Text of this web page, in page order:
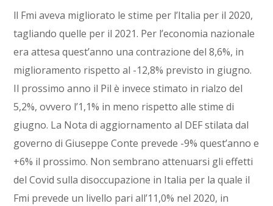
ll Fmi aveva migliorato le stime per l’Italia per il 2020,
tagliando quelle per il 2021. Per l’economia nazionale
era attesa quest’anno una contrazione del 8,6%, in
miglioramento rispetto al -12,8% previsto in giugno.
Il prossimo anno il Pil è invece stimato in rialzo del
5,2%, ovvero l’1,1% in meno rispetto alle stime di
giugno. La Nota di aggiornamento al DEF stilata dal
governo di Giuseppe Conte prevede -9% quest’anno e
+6% il prossimo. Non sembrano attenuarsi gli effetti
del Covid sulla disoccupazione in Italia per la quale il
Fmi prevede un livello pari all’11,0% nel 2020, in